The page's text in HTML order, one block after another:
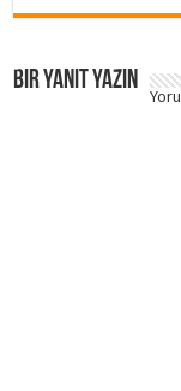
Bir yanıt yazın